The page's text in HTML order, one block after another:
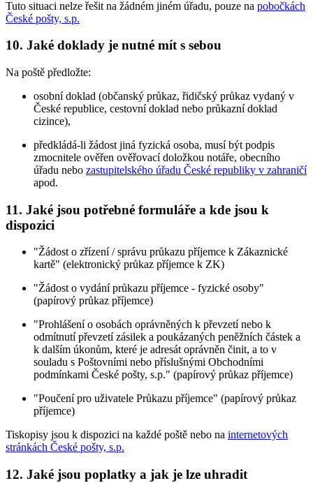
Tuto situaci nelze řešit na žádném jiném úřadu, pouze na pobočkách
České pošty, s.p.
10. Jaké doklady je nutné mít s sebou
Na poště předložte:
osobní doklad (občanský průkaz, řidičský průkaz vydaný v
České republice, cestovní doklad nebo průkazní doklad
cizince),
předkládá-li žádost jiná fyzická osoba, musí být podpis
zmocnitele ověřen ověřovací doložkou notáře, obecního
úřadu nebo zastupitelského úřadu České republiky v zahraničí
apod.
11. Jaké jsou potřebné formuláře a kde jsou k
dispozici
"Žádost o zřízení / správu průkazu příjemce k Zákaznické
kartě" (elektronický průkaz příjemce k ZK)
"Žádost o vydání průkazu příjemce - fyzické osoby"
(papírový průkaz příjemce)
"Prohlášení o osobách oprávněných k převzetí nebo k
odmítnutí převzetí zásilek a poukázaných peněžních částek a
k dalším úkonům, které je adresát oprávněn činit, a to v
souladu s Poštovními nebo příslušnými Obchodními
podmínkami České pošty, s.p." (papírový průkaz příjemce)
"Poučení pro uživatele Průkazu příjemce" (papírový průkaz
příjemce)
Tiskopisy jsou k dispozici na každé poště nebo na internetových
stránkách České pošty, s.p.
12. Jaké jsou poplatky a jak je lze uhradit